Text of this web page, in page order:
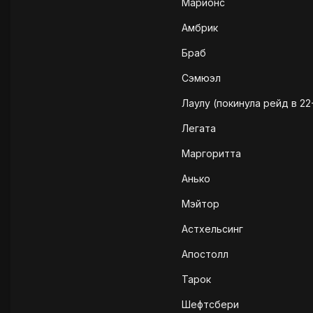
Марионс
Амбрик
Браб
Сэмюэл
Лаулу (покинула рейд в
Легата
Маргоритта
Анько
Мэйтор
Астхельсинг
Апостолл
Тарок
Шефтсбери